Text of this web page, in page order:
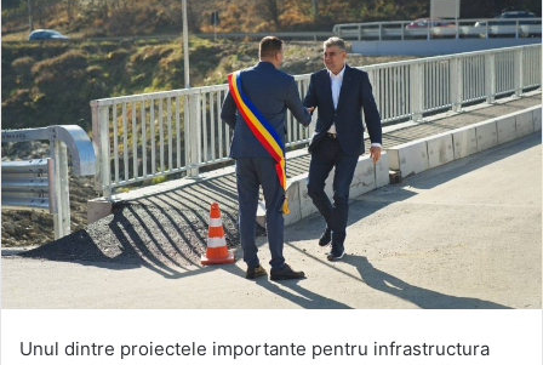
Unul dintre proiectele importante pentru infrastructura